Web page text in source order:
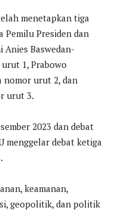
menetapkan tiga
Pemilu Presiden dan
Anies Baswedan-
1, Prabowo
nomor urut 2, dan
urut 3.
2023 dan debat
menggelar debat ketiga
keamanan,
geopolitik, dan politik